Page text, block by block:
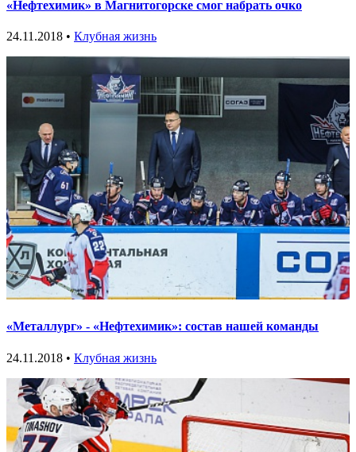
«Нефтехимик» в Магнитогорске смог набрать очко
24.11.2018 • Клубная жизнь
«Металлург» - «Нефтехимик»: состав нашей команды
24.11.2018 • Клубная жизнь